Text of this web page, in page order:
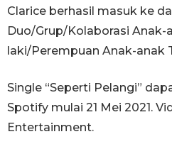
Clarice berhasil masuk ke
Duo/Grup/Kolaborasi Anak-
laki/Perempuan Anak-anak
Single “Seperti Pelangi”
Spotify mulai 21 Mei 2021.
Entertainment.